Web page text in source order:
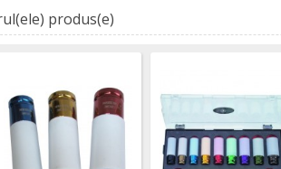
produs(e)